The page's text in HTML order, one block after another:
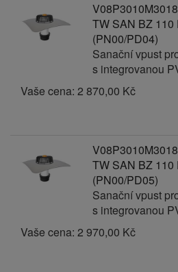
TW SAN BZ
(PN00/PD04)
Sanační vpust
s integrovanou
Vaše cena: 2 870,00 Kč
TW SAN BZ
(PN00/PD05)
Sanační vpust
s integrovanou
Vaše cena: 2 970,00 Kč